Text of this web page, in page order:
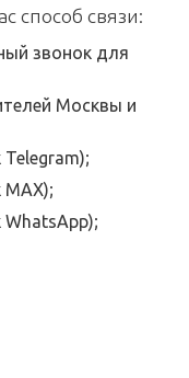
способ связи:
звонок для
Москвы и